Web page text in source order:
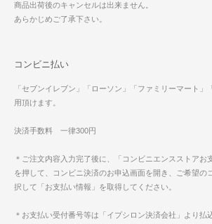
商品出荷後のキャンセルは出来ません。
あらかじめご了承下さい。
コンビニ払い
「セブンイレブン」「ローソン」「ファミリーマート」
用頂けます。
決済手数料 一律300円
＊ご注文内容入力完了後に、「コンビニエンスストアお
を押して、コンビニ決済のお申込画面を開き、ご希望の
択して「お支払い情報」を取得してください。
＊お支払い受付番号等は「イプシロン決済会社」より払